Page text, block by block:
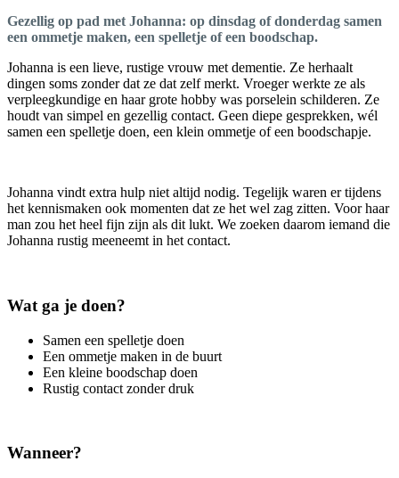
Gezellig op pad met Johanna: op dinsdag of donderdag samen
een ommetje maken, een spelletje of een boodschap.
Johanna is een lieve, rustige vrouw met dementie. Ze herhaalt
dingen soms zonder dat ze dat zelf merkt. Vroeger werkte ze als
verpleegkundige en haar grote hobby was porselein schilderen. Ze
houdt van simpel en gezellig contact. Geen diepe gesprekken, wél
samen een spelletje doen, een klein ommetje of een boodschapje.
Johanna vindt extra hulp niet altijd nodig. Tegelijk waren er tijdens
het kennismaken ook momenten dat ze het wel zag zitten. Voor haar
man zou het heel fijn zijn als dit lukt. We zoeken daarom iemand die
Johanna rustig meeneemt in het contact.
Wat ga je doen?
Samen een spelletje doen
Een ommetje maken in de buurt
Een kleine boodschap doen
Rustig contact zonder druk
Wanneer?